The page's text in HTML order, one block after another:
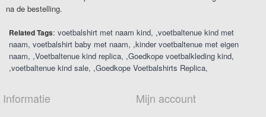
na de bestelling.
Related Tags: voetbalshirt met naam kind ,voetbaltenue kind met
naam voetbalshirt baby met naam ,kinder voetbaltenue met eigen
naam ,Voetbaltenue kind replica ,Goedkope voetbalkleding kind
,voetbaltenue kind sale ,Goedkope Voetbalshirts Replica
Informatie Mijn account